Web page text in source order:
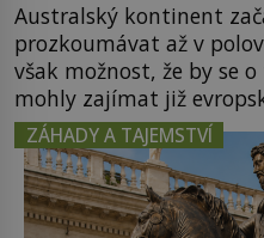
Australský kontinent
prozkoumávat až v
však možnost, že by se
mohly zajímat již
to o 15 století dříve? Již
zakreslovali do map
Australis – Jižní zemi.
smysl pro […]
ZÁHADY A TAJEMSTVÍ